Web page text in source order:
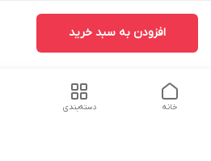
افزودن به سبد خرید
دسته‌بندی خانه